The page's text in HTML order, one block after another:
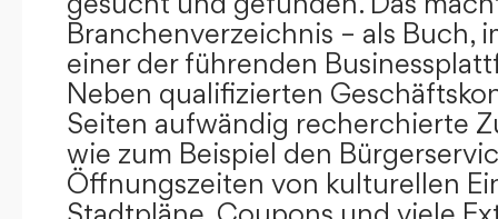
Branchenverzeichnis – als Buch,
einer der führenden
Neben qualifizierten
Seiten aufwändig recherchierte
wie zum Beispiel den
Öffnungszeiten von kulturellen